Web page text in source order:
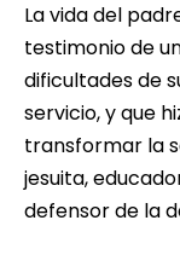
La vida del
testimonio de
dificultades de
servicio, y que
transformar la
jesuita,
defensor de la